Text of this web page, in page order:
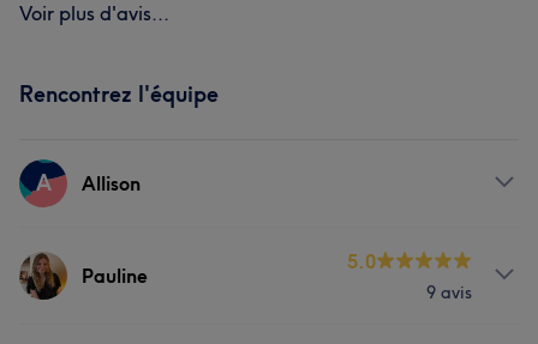
Voir plus d'avis...
Rencontrez l'équipe
A Allison
Prestations
Pauline
5.0
9 avis